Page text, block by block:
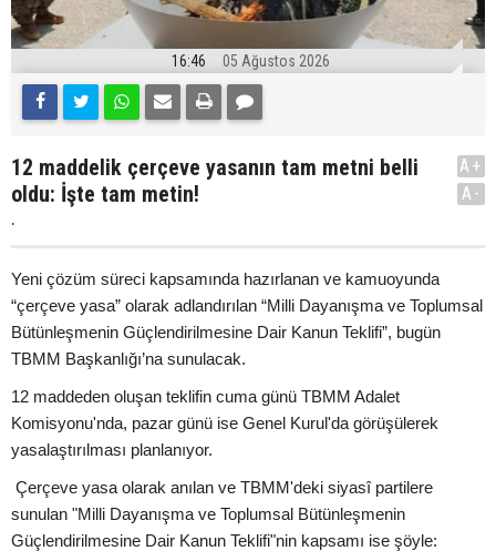
16:46 05 Ağustos 2026
12 maddelik çerçeve yasanın tam metni belli
oldu: İşte tam metin!
.
A+
A-
Yeni çözüm süreci kapsamında hazırlanan ve kamuoyunda
“çerçeve yasa” olarak adlandırılan “Milli Dayanışma ve Toplumsal
Bütünleşmenin Güçlendirilmesine Dair Kanun Teklifi”, bugün
TBMM Başkanlığı’na sunulacak.
12 maddeden oluşan teklifin cuma günü TBMM Adalet
Komisyonu'nda, pazar günü ise Genel Kurul'da görüşülerek
yasalaştırılması planlanıyor.
Çerçeve yasa olarak anılan ve TBMM'deki siyasî partilere
sunulan "Milli Dayanışma ve Toplumsal Bütünleşmenin
Güçlendirilmesine Dair Kanun Teklifi"nin kapsamı ise şöyle: